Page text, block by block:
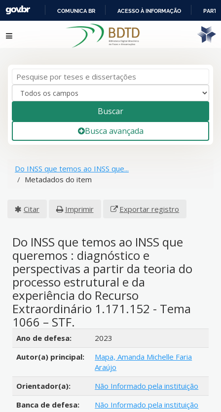
IR
PARA
COMUNICA BR ACESSO À INFORMAÇÃO
Pular para o conteúdo
Buscar
Busca avançada
Do INSS que temos ao INSS que...
Metadados do item
Citar Imprimir Exportar registro
Do INSS que temos ao INSS que
queremos : diagnóstico e
perspectivas a partir da teoria do
processo estrutural e da
experiência do Recurso
Extraordinário 1.171.152 - Tema
1066 – STF.
Detalhes bibliográficos
Ano de defesa:
2023
Autor(a) principal:
Mapa, Amanda Michelle Faria
Araújo
Orientador(a):
Não Informado pela instituição
Banca de defesa:
Não Informado pela instituição